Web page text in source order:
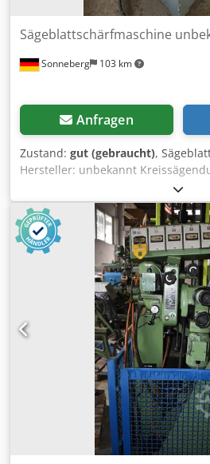
Sonneberg 103 km
Sägeblattschärfmaschine
Anfragen
Zustand: gut (gebraucht),
Hersteller: unbekannt
mm Schleifscheiben: 160 x 15 mm
Säge: 320 x 340 x 500 mm
Unterschrank: 410 x 410 x 590
Zustand: gut Gewicht: 100 kg
mm